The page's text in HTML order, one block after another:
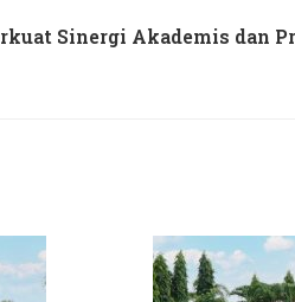
Sinergi Akademis dan
Raya